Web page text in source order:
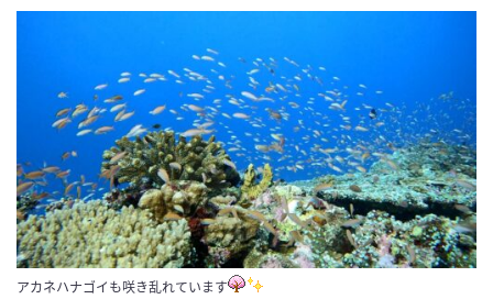
アカネハナゴイも咲き乱れています